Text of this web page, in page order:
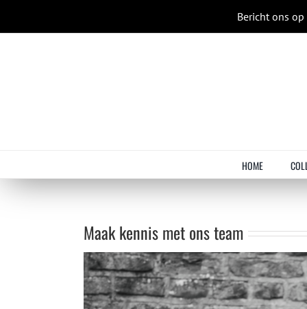
inhoud
Bericht ons
HOME
Maak kennis met ons team